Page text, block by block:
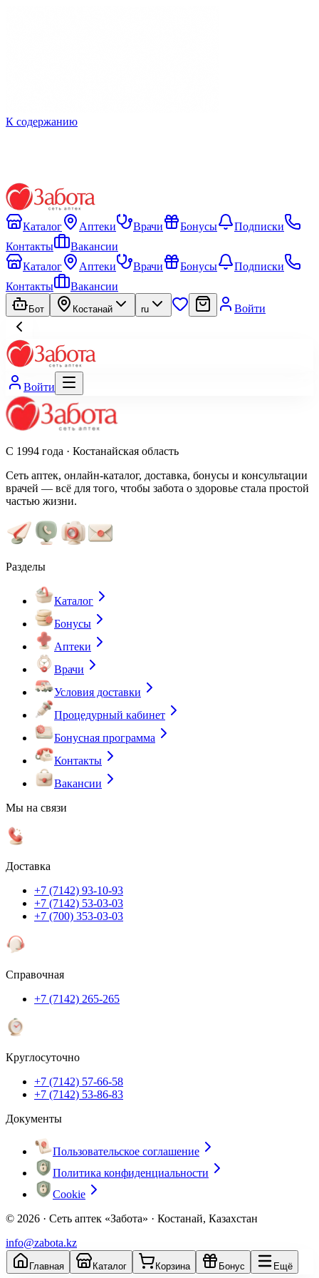
К содержанию
Каталог Аптеки Врачи Бонусы
Подписки
Контакты
Вакансии
Каталог
Аптеки Врачи Бонусы
Подписки
Контакты
Вакансии
Бот Костанай ru Войти
Войти
С 1994 года · Костанайская область
Сеть аптек, онлайн-каталог, доставка, бонусы и консультации
врачей — всё для того, чтобы забота о здоровье стала простой
частью жизни.
Разделы
Каталог
Бонусы
Аптеки
Врачи
Условия доставки
Процедурный кабинет
Бонусная программа
Контакты
Вакансии
Мы на связи
Доставка
+7 (7142) 93-10-93
+7 (7142) 53-03-03
+7 (700) 353-03-03
Справочная
+7 (7142) 265-265
Круглосуточно
+7 (7142) 57-66-58
+7 (7142) 53-86-83
Документы
Пользовательское соглашение
Политика конфиденциальности
Cookie
© 2026 · Сеть аптек «Забота» · Костанай, Казахстан
info@zabota.kz
Главная Каталог Корзина Бонус Ещё